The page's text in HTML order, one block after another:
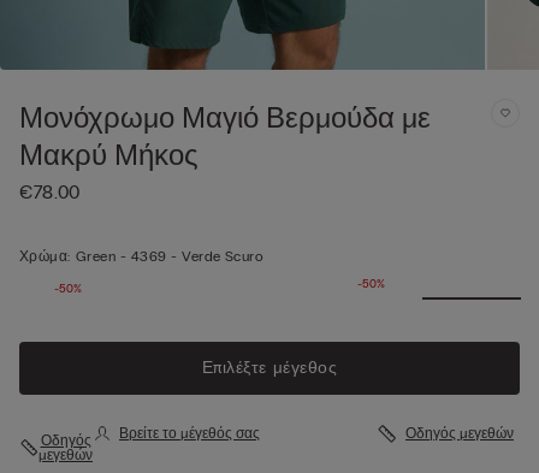
Μονόχρωμο Μαγιό Βερμούδα με
Μακρύ Μήκος
€78.00
Χρώμα: Green - 4369 - Verde Scuro
-50%
-50%
Επιλέξτε μέγεθος
Οδηγός
μεγεθών
Βρείτε το μέγεθός σας Οδηγός μεγεθών